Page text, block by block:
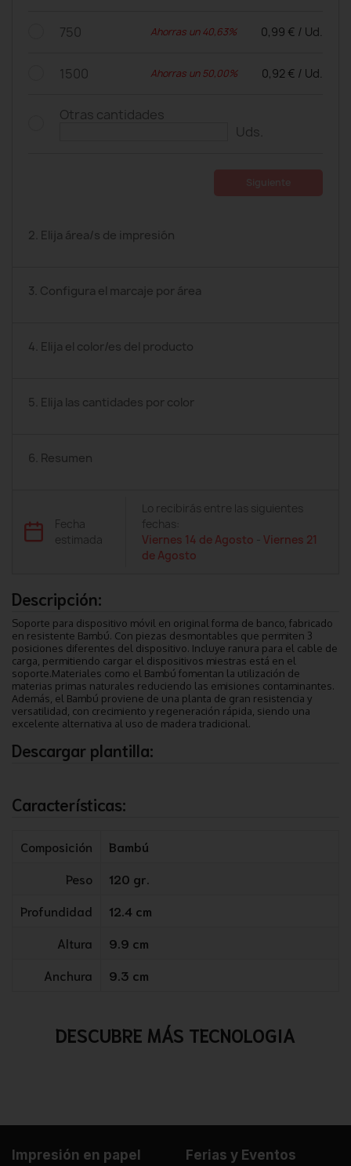
750 Ahorras un 40,63% 0,99 € / Ud.
1500 Ahorras un 50,00% 0,92 € / Ud.
Otras cantidades
Uds.
2. Elija área/s de impresión
3. Configura el marcaje por área
4. Elija el color/es del producto
5. Elija las cantidades por color
6. Resumen
Fecha
estimada
Lo recibirás entre las siguientes
fechas:
Viernes 14 de Agosto -Viernes 21
de Agosto
Descripción:
Soporte para dispositivo móvil en original forma de banco, fabricado
en resistente Bambú. Con piezas desmontables que permiten 3
posiciones diferentes del dispositivo. Incluye ranura para el cable de
carga, permitiendo cargar el dispositivos miestras está en el
soporte.Materiales como el Bambú fomentan la utilización de
materias primas naturales reduciendo las emisiones contaminantes.
Además, el Bambú proviene de una planta de gran resistencia y
versatilidad, con crecimiento y regeneración rápida, siendo una
excelente alternativa al uso de madera tradicional.
Descargar plantilla:
Características:
Composición
Bambú
Peso
120 gr.
Profundidad
12.4 cm
Altura
9.9 cm
Anchura
9.3 cm
DESCUBRE MÁS TECNOLOGIA
Impresión en papel Ferias y Eventos